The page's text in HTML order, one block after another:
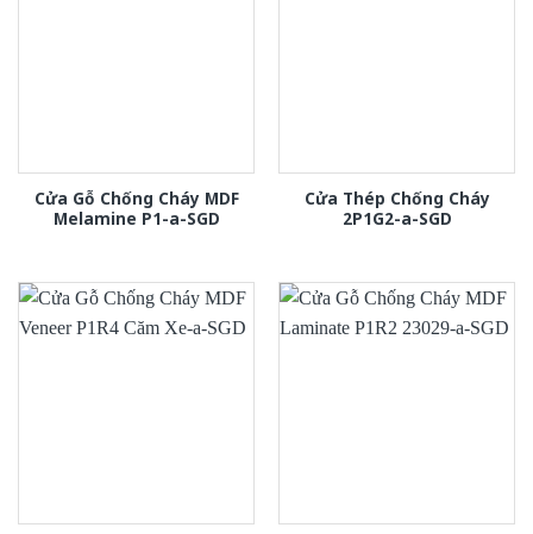
Cửa Gỗ Chống Cháy MDF
Melamine P1-a-SGD
Cửa Thép Chống Cháy
2P1G2-a-SGD